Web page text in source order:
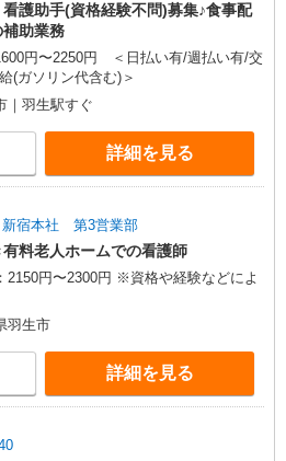
護助手(資格経験不問)募集♪食事配
助業務
円〜2250円 ＜日払い有/週払い有/交
(ガソリン代含む)＞
｜羽生駅すぐ
詳細を見る
宿本社 第3営業部
料老人ホームでの看護師
2150円〜2300円 ※資格や経験などによ
羽生市
詳細を見る